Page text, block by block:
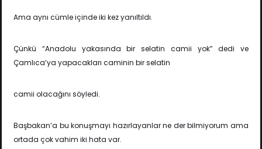
Ama aynı cümle içinde iki kez yanıltıldı.
Çünkü “Anadolu yakasında bir selatin camii yok” dedi ve
Çamlıca’ya yapacakları caminin bir selatin
camii olacağını söyledi.
Başbakan’a bu konuşmayı hazırlayanlar ne der bilmiyorum ama
ortada çok vahim iki hata var.